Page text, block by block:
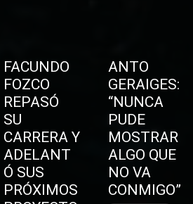
FACUNDO
FOZCO
REPASÓ
SU
CARRERA Y
ADELANT
Ó SUS
PRÓXIMOS
ANTO
GERAIGES:
“NUNCA
PUDE
MOSTRAR
ALGO QUE
NO VA
CONMIGO”